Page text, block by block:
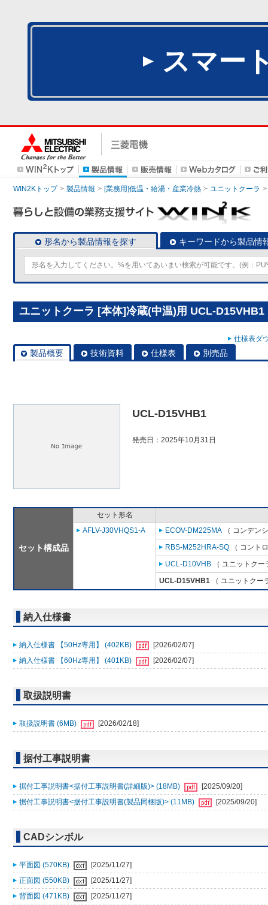
スマー
WIN2Kトップ 製品情報 [業務用]低温・給湯・産業冷熱 ユニットクーラ
形名から製品情報を探す キーワードから製品情
ユニットクーラ [本体]冷蔵(中温)用 UCL-D15VHB1
仕様表ダ
製品概要 技術資料 仕様表 別売品
UCL-D15VHB1
発売日：2025年10月31日
セット構成品
セット形名
AFLV-J30VHQS1-A
ECOV-DM225MA （ コンデン
RBS-M252HRA-SQ （ コント
UCL-D10VHB （ ユニットク
UCL-D15VHB1 （ ユニットクー
納入仕様書
納入仕様書 【50Hz専用】 (402KB)
[2026/02/07]
納入仕様書 【60Hz専用】 (401KB)
[2026/02/07]
取扱説明書
取扱説明書 (6MB) [2026/02/18]
据付工事説明書
据付工事説明書<据付工事説明書(詳細版)> (18MB)
[2025/09/20]
据付工事説明書<据付工事説明書(製品同梱版)> (11MB)
[2025/09/20]
CADシンボル
平面図 (570KB)
[2025/11/27]
正面図 (550KB)
[2025/11/27]
背面図 (471KB)
[2025/11/27]